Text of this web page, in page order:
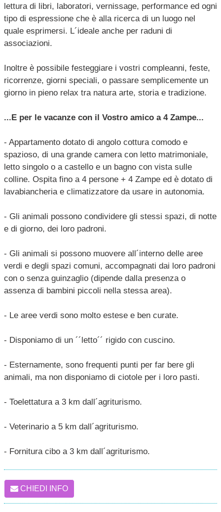
lettura di libri, laboratori, vernissage, performance ed ogni
tipo di espressione che è alla ricerca di un luogo nel
quale esprimersi. L´ideale anche per raduni di
associazioni.
Inoltre è possibile festeggiare i vostri compleanni, feste,
ricorrenze, giorni speciali, o passare semplicemente un
giorno in pieno relax tra natura arte, storia e tradizione.
...E per le vacanze con il Vostro amico a 4 Zampe...
- Appartamento dotato di angolo cottura comodo e
spazioso, di una grande camera con letto matrimoniale,
letto singolo o a castello e un bagno con vista sulle
colline. Ospita fino a 4 persone + 4 Zampe ed è dotato di
lavabiancheria e climatizzatore da usare in autonomia.
- Gli animali possono condividere gli stessi spazi, di notte
e di giorno, dei loro padroni.
- Gli animali si possono muovere all´interno delle aree
verdi e degli spazi comuni, accompagnati dai loro padroni
con o senza guinzaglio (dipende dalla presenza o
assenza di bambini piccoli nella stessa area).
- Le aree verdi sono molto estese e ben curate.
- Disponiamo di un ´´letto´´ rigido con cuscino.
- Esternamente, sono frequenti punti per far bere gli
animali, ma non disponiamo di ciotole per i loro pasti.
- Toelettatura a 3 km dall´agriturismo.
- Veterinario a 5 km dall´agriturismo.
- Fornitura cibo a 3 km dall´agriturismo.
CHIEDI INFO